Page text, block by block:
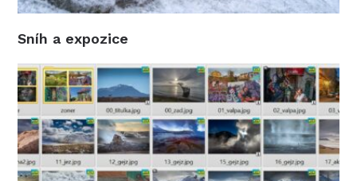
Sníh a expozice